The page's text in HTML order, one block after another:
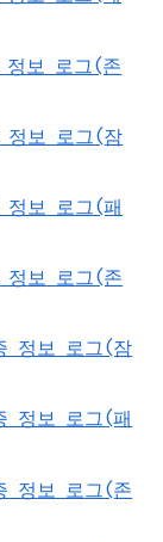
정보 로그(존
정보 로그(잠
정보 로그(패
정보 로그(존
정보 로그(잠
정보 로그(패
정보 로그(존